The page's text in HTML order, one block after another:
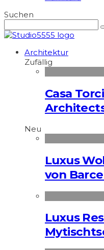
Suchen
Architektur
Zufällig
Casa
Neu
Luxus
von
Luxus